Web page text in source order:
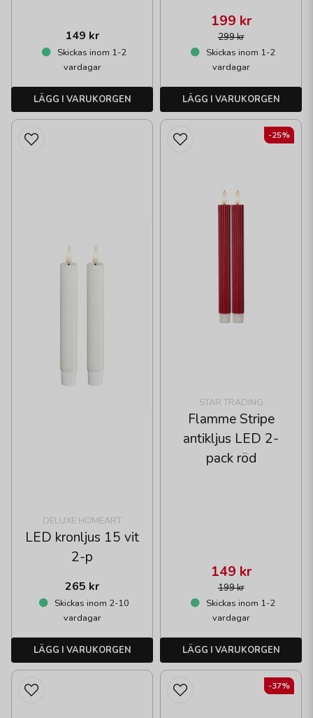
149 kr
Skickas inom 1-2
vardagar
LÄGG I VARUKORGEN
299 kr
199 kr
Skickas inom 1-2
vardagar
LÄGG I VARUKORGEN
DELUXE HOMEART
LED kronljus 15 vit
2-p
265 kr
Skickas inom 2-10
vardagar
LÄGG I VARUKORGEN
STAR TRADING
Flamme Stripe
antikljus LED 2-
pack röd
199 kr
149 kr
Skickas inom 1-2
vardagar
LÄGG I VARUKORGEN
-25%
-37%